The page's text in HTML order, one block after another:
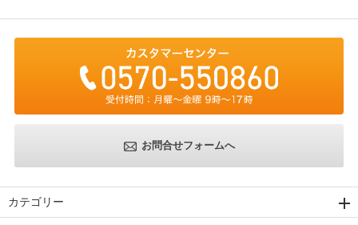
お問合せフォームへ
カテゴリー